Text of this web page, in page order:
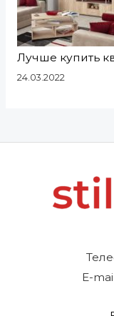
Лучше купить
24.03.2022
E-